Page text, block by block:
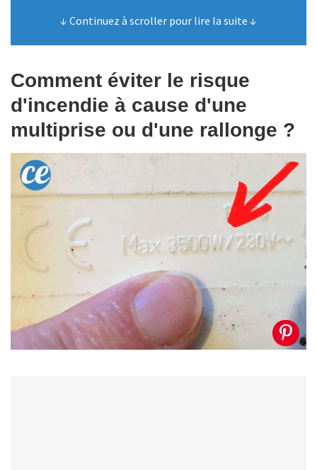
↓ Continuez à scroller pour lire la suite ↓
Comment éviter le risque
d'incendie à cause d'une
multiprise ou d'une rallonge ?